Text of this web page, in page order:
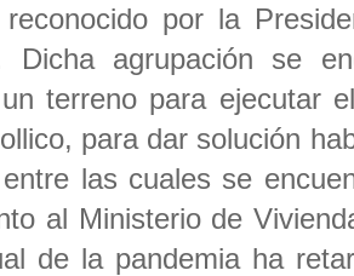
por la
Dicha agrupación se
terreno para ejecutar
para dar solución
las cuales se
al Ministerio de
de la pandemia ha